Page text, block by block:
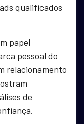
qualificados
papel
pessoal do
relacionamento
de